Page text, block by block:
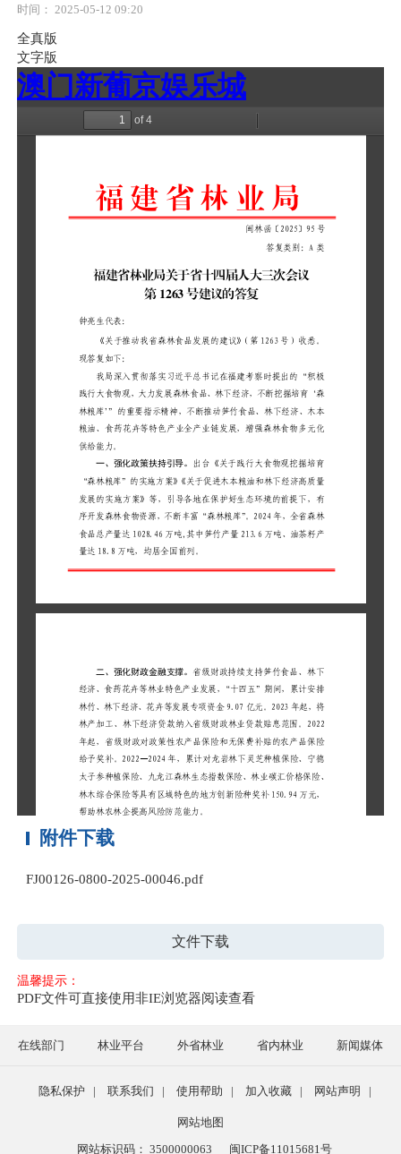
时间： 2025-05-12 09:20
全真版
文字版
附件下载
FJ00126-0800-2025-00046.pdf
文件下载
温馨提示：
PDF文件可直接使用非IE浏览器阅读查看
在线部门 林业平台 外省林业 省内林业 新闻媒体
隐私保护 | 联系我们 | 使用帮助 | 加入收藏 | 网站声明 |
网站地图
网站标识码： 3500000063
闽ICP备11015681号